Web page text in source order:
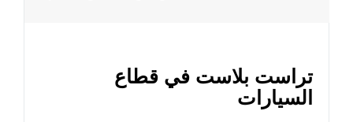
تراست بلاست في قطاع
السيارات